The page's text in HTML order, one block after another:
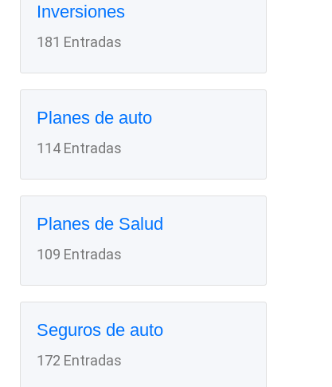
Inversiones
181 Entradas
Planes de auto
114 Entradas
Planes de Salud
109 Entradas
Seguros de auto
172 Entradas